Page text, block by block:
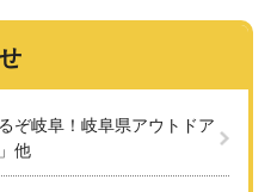
ぞ岐阜！岐阜県アウトドア
他